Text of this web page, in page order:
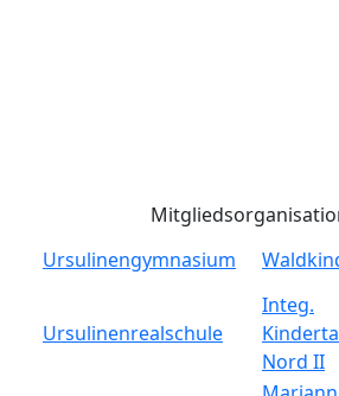
Ursulinengymnasium
Ursulinenrealschule
Integ.
Nord II